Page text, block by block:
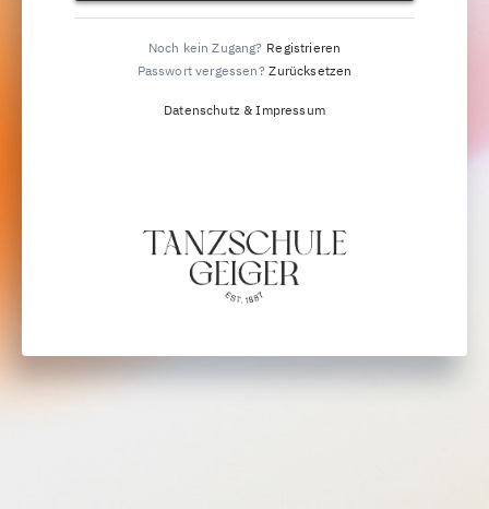
Noch kein Zugang? Registrieren
Passwort vergessen? Zurücksetzen
Datenschutz & Impressum